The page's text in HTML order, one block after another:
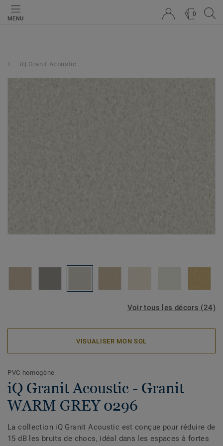
MENU
0
iQ Granit Acoustic
Voir tous les décors (24)
VISUALISER MON SOL
PVC homogène
iQ Granit Acoustic - Granit
WARM GREY 0296
La collection iQ Granit Acoustic est conçue pour réduire de
15 dB les bruits de chocs, idéal dans les espaces à fortes